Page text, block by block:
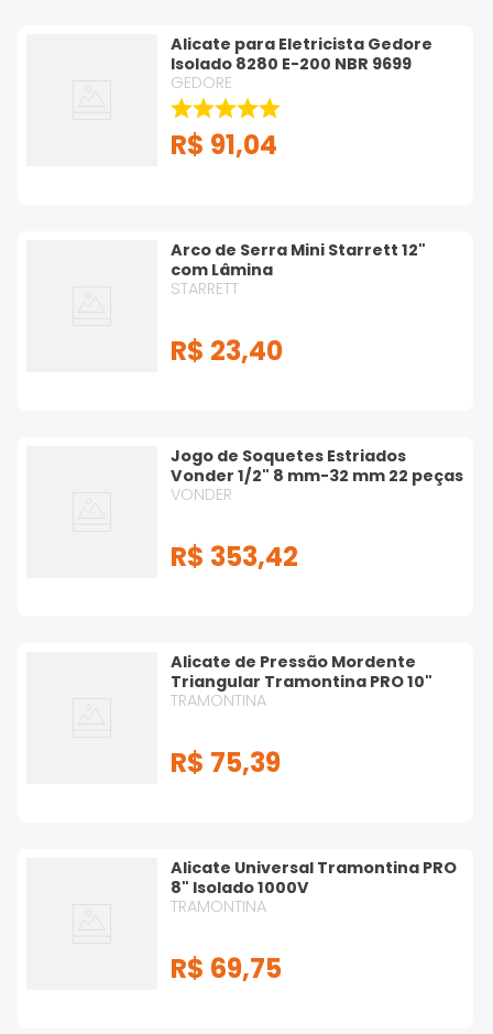
Alicate para Eletricista Gedore
Isolado 8280 E-200 NBR 9699
GEDORE
R$ 91,04
Arco de Serra Mini Starrett 12"
com Lâmina
STARRETT
R$ 23,40
Jogo de Soquetes Estriados
Vonder 1/2" 8 mm-32 mm 22 peças
VONDER
R$ 353,42
Alicate de Pressão Mordente
Triangular Tramontina PRO 10"
TRAMONTINA
R$ 75,39
Alicate Universal Tramontina PRO
8" Isolado 1000V
TRAMONTINA
R$ 69,75